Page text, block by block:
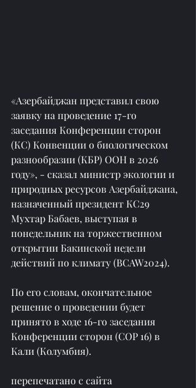
«Азербайджан представил свою
заявку на проведение 17-го
заседания Конференции сторон
(КС) Конвенции о биологическом
разнообразии (КБР) ООН в 2026
году», - сказал министр экологии и
природных ресурсов Азербайджана,
назначенный президент КС29
Мухтар Бабаев, выступая в
понедельник на торжественном
открытии Бакинской недели
действий по климату (BCAW2024).
По его словам, окончательное
решение о проведении будет
принято в ходе 16-го заседания
Конференции сторон (COP 16) в
Кали (Колумбия).
перепечатано с сайта